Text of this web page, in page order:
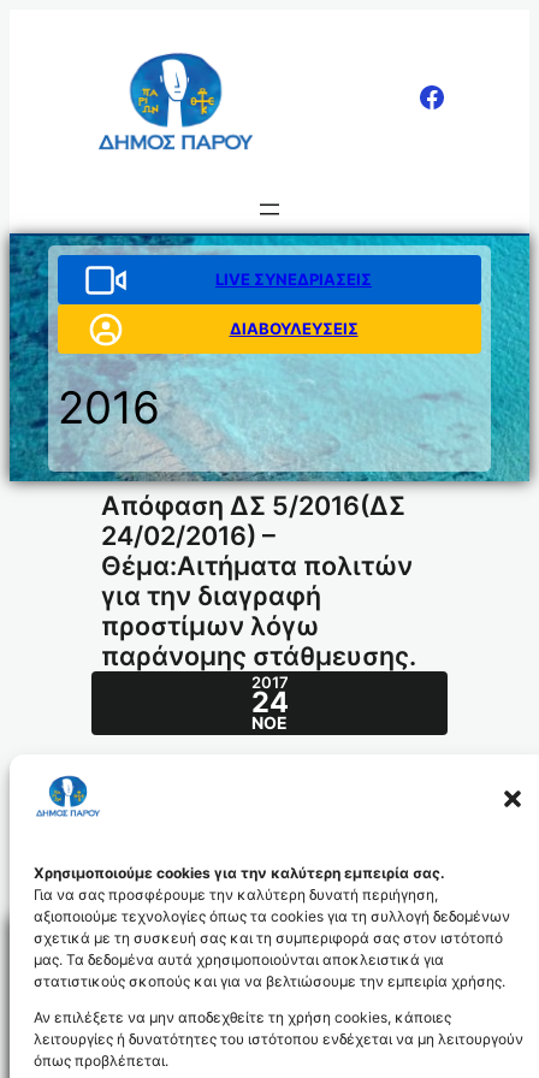
Χρησιμοποιούμε cookies για την καλύτερη εμπειρία σας.
Για να σας προσφέρουμε την καλύτερη δυνατή περιήγηση,
αξιοποιούμε τεχνολογίες όπως τα cookies για τη συλλογή δεδομένων
σχετικά με τη συσκευή σας και τη συμπεριφορά σας στον ιστότοπό
μας. Τα δεδομένα αυτά χρησιμοποιούνται αποκλειστικά για
στατιστικούς σκοπούς και για να βελτιώσουμε την εμπειρία χρήσης.
Αν επιλέξετε να μην αποδεχθείτε τη χρήση cookies, κάποιες
λειτουργίες ή δυνατότητες του ιστότοπου ενδέχεται να μη λειτουργούν
όπως προβλέπεται.
LIVE ΣΥΝΕΔΡΙΑΣΕΙΣ
ΔΙΑΒΟΥΛΕΥΣΕΙΣ
2016
Απόφαση ΔΣ 5/2016(ΔΣ
24/02/2016) –
Θέμα:Αιτήματα πολιτών
για την διαγραφή
προστίμων λόγω
παράνομης στάθμευσης.
2017
24
ΝΟΈ
58-2016_id4520